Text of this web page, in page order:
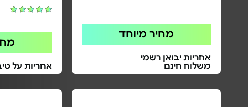
מחיר מיוחד
אחריות יבואן רשמי
משלוח חינם
אחריות על